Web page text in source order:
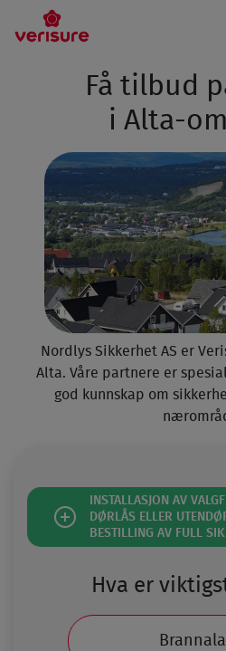
Få tilbud
i Alta-
Nordlys Sikkerhet AS er
Alta. Våre partnere er
god kunnskap om
INSTALLASJON AV
DØRLÅS ELLER
BESTILLING AV FULL
Hva er